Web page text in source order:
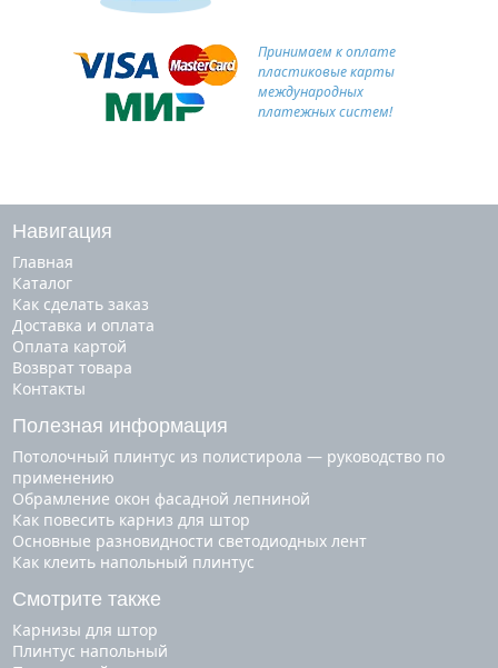
Принимаем к оплате
пластиковые карты
международных
платежных систем!
Навигация
Главная
Каталог
Как сделать заказ
Доставка и оплата
Оплата картой
Возврат товара
Контакты
Полезная информация
Потолочный плинтус из полистирола — руководство по
применению
Обрамление окон фасадной лепниной
Как повесить карниз для штор
Основные разновидности светодиодных лент
Как клеить напольный плинтус
Смотрите также
карнизы для штор
плинтус напольный